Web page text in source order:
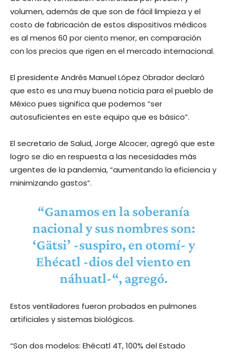
volumen, además de que son de fácil limpieza y el
costo de fabricación de estos dispositivos médicos
es al menos 60 por ciento menor, en comparación
con los precios que rigen en el mercado internacional.
El presidente Andrés Manuel López Obrador declaró
que esto es una muy buena noticia para el pueblo de
México pues significa que podemos “ser
autosuficientes en este equipo que es básico”.
El secretario de Salud, Jorge Alcocer, agregó que este
logro se dio en respuesta a las necesidades más
urgentes de la pandemia, “aumentando la eficiencia y
minimizando gastos”.
“Ganamos en la soberanía
nacional y sus nombres son:
‘Gätsi’ -suspiro, en otomí- y
Ehécatl -dios del viento en
náhuatl-“, agregó.
Estos ventiladores fueron probados en pulmones
artificiales y sistemas biológicos.
“Son dos modelos: Ehécatl 4T, 100% del Estado